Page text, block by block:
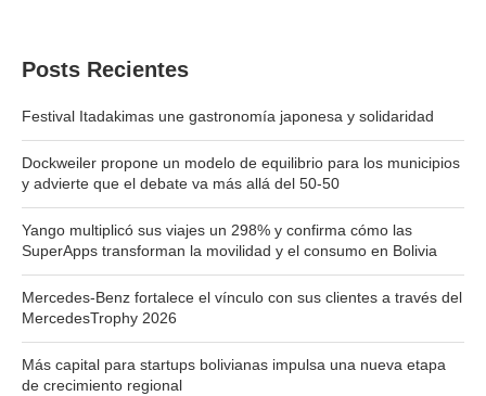
Posts Recientes
Festival Itadakimas une gastronomía japonesa y solidaridad
Dockweiler propone un modelo de equilibrio para los municipios
y advierte que el debate va más allá del 50-50
Yango multiplicó sus viajes un 298% y confirma cómo las
SuperApps transforman la movilidad y el consumo en Bolivia
Mercedes-Benz fortalece el vínculo con sus clientes a través del
MercedesTrophy 2026
Más capital para startups bolivianas impulsa una nueva etapa
de crecimiento regional